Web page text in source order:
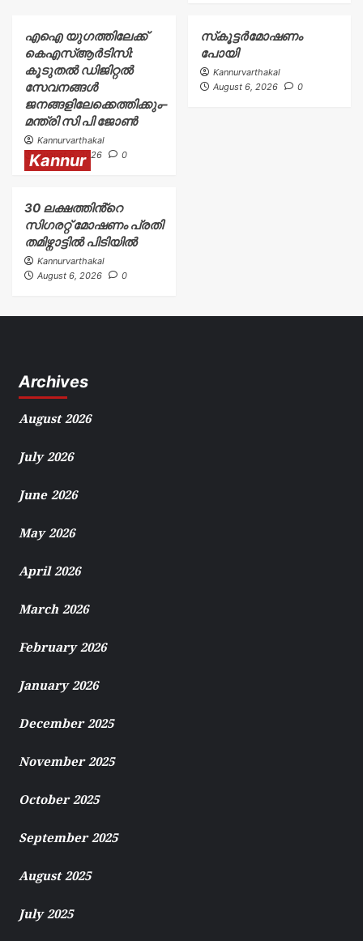
എഐ യുഗത്തിലേക്ക്
കെഎസ്ആർടിസി:
കൂടുതൽ ഡിജിറ്റൽ
സേവനങ്ങൾ
ജനങ്ങളിലേക്കെത്തിക്കും–
മന്ത്രി സി പി ജോൺ
Kannurvarthakal
August 6, 2026
0
സ്‌കൂട്ടർമോഷണം
പോയി
Kannurvarthakal
August 6, 2026
0
Kannur
30 ലക്ഷത്തിൻ്റെ
സിഗരറ്റ് മോഷണം പ്രതി
തമിഴ്നാട്ടിൽ പിടിയിൽ
Kannurvarthakal
August 6, 2026
0
Archives
August 2026
July 2026
June 2026
May 2026
April 2026
March 2026
February 2026
January 2026
December 2025
November 2025
October 2025
September 2025
August 2025
July 2025